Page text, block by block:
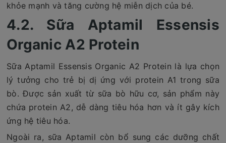
khỏe mạnh và tăng cường hệ miễn dịch của bé.
4.2. Sữa Aptamil Essensis
Organic A2 Protein
Sữa Aptamil Essensis Organic A2 Protein là lựa chọn
lý tưởng cho trẻ bị dị ứng với protein A1 trong sữa
bò. Được sản xuất từ sữa bò hữu cơ, sản phẩm này
chứa protein A2, dễ dàng tiêu hóa hơn và ít gây kích
ứng hệ tiêu hóa.
Ngoài ra, sữa Aptamil còn bổ sung các dưỡng chất